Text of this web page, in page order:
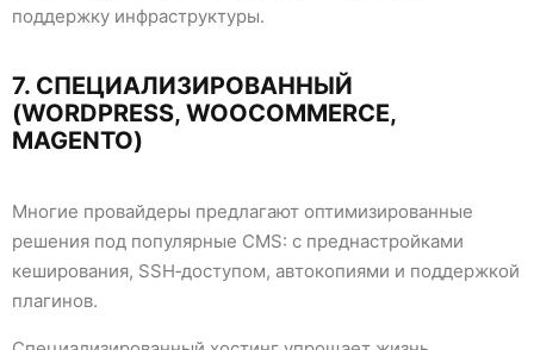
поддержку инфраструктуры.
7. СПЕЦИАЛИЗИРОВАННЫЙ
(WORDPRESS, WOOCOMMERCE,
MAGENTO)
Многие провайдеры предлагают оптимизированные
решения под популярные CMS: с преднастройками
кеширования, SSH‑доступом, автокопиями и поддержкой
плагинов.